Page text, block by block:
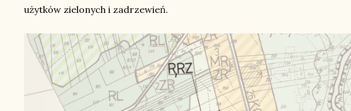
użytków zielonych i zadrzewień.